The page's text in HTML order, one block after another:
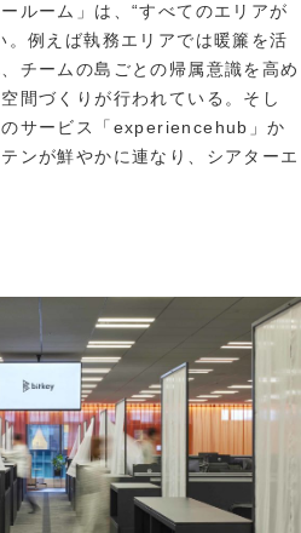
ルーム」は、“すべてのエリアが
。例えば執務エリアでは暖簾を活
チームの島ごとの帰属意識を高め
間づくりが行われている。そし
サービス「experiencehub」か
ンが鮮やかに連なり、シアターエ